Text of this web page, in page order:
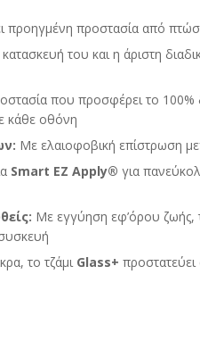
προηγμένη προστασία από
του και η άριστη
που προσφέρει το 100%
κάθε οθόνη
Με ελαιοφοβική επίστρωση
Smart EZ Apply® για
Με εγγύηση εφ’όρου ζωής,
το τζάμι Glass+